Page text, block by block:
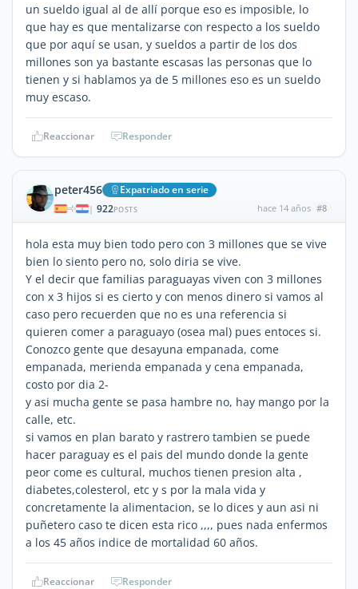
un sueldo igual al de allí porque eso es imposible, lo
que hay es que mentalizarse con respecto a los sueldo
que por aquí se usan, y sueldos a partir de los dos
millones son ya bastante escasas las personas que lo
tienen y si hablamos ya de 5 millones eso es un sueldo
muy escaso.
Reaccionar Responder
peter456 Expatriado en serie
| 922POSTS hace 14 años #8
hola esta muy bien todo pero con 3 millones que se vive
bien lo siento pero no, solo diria se vive.
Y el decir que familias paraguayas viven con 3 millones
con x 3 hijos si es cierto y con menos dinero si vamos al
caso pero recuerden que no es una referencia si
quieren comer a paraguayo (osea mal) pues entoces si.
Conozco gente que desayuna empanada, come
empanada, merienda empanada y cena empanada,
costo por dia 2-
y asi mucha gente se pasa hambre no, hay mango por la
calle, etc.
si vamos en plan barato y rastrero tambien se puede
hacer paraguay es el pais del mundo donde la gente
peor come es cultural, muchos tienen presion alta ,
diabetes,colesterol, etc y s por la mala vida y
concretamente la alimentacion, se lo dices y aun asi ni
puñetero caso te dicen esta rico ,,,, pues nada enfermos
a los 45 años indice de mortalidad 60 años.
Reaccionar Responder